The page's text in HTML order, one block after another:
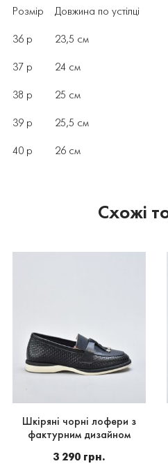
Розмір Довжина по устілці
36 р 23,5 см
37 р 24 см
38 р 25 см
39 р 25,5 см
40 р 26 см
Схожі
Шкіряні чорні лофери з
фактурним дизайном
3 290 грн.